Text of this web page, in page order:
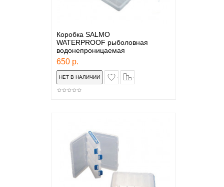
Коробка SALMO
WATERPROOF рыболовная
водонепроницаемая
650 р.
в закладки